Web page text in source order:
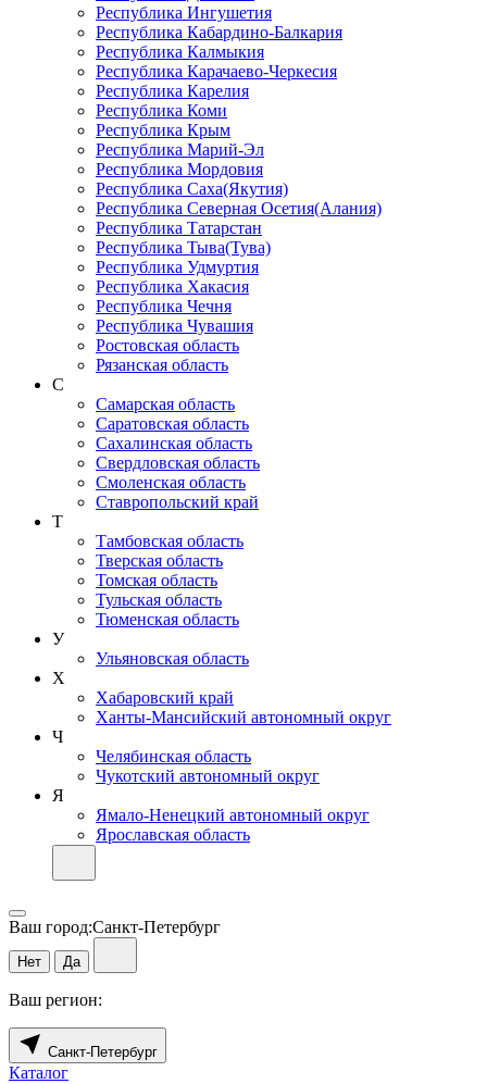
Республика Ингушетия
Республика Кабардино-Балкария
Республика Калмыкия
Республика Карачаево-Черкеcия
Республика Карелия
Республика Коми
Республика Крым
Республика Марий-Эл
Республика Мордовия
Республика Саха(Якутия)
Республика Северная Осетия(Алания)
Республика Татарстан
Республика Тыва(Тува)
Республика Удмуртия
Республика Хакасия
Республика Чечня
Республика Чувашия
Ростовская область
Рязанская область
С
Самарская область
Саратовская область
Сахалинская область
Свердловская область
Смоленская область
Ставропольский край
Т
Тамбовская область
Тверская область
Томская область
Тульская область
Тюменская область
У
Ульяновская область
Х
Хабаровский край
Ханты-Мансийский автономный округ
Ч
Челябинская область
Чукотский автономный округ
Я
Ямало-Ненецкий автономный округ
Ярославская область
Ваш город:Санкт-Петербург
Нет Да
Ваш регион:
Санкт-Петербург
Каталог